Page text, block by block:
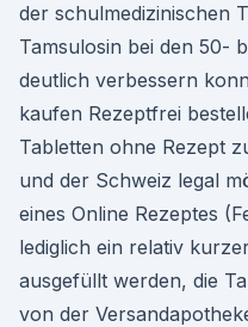
der schulmedizinischen
Tamsulosin bei den 50-
deutlich verbessern
kaufen Rezeptfrei
Tabletten ohne Rezept
und der Schweiz legal
eines Online Rezeptes
lediglich ein relativ
ausgefüllt werden, die
von der